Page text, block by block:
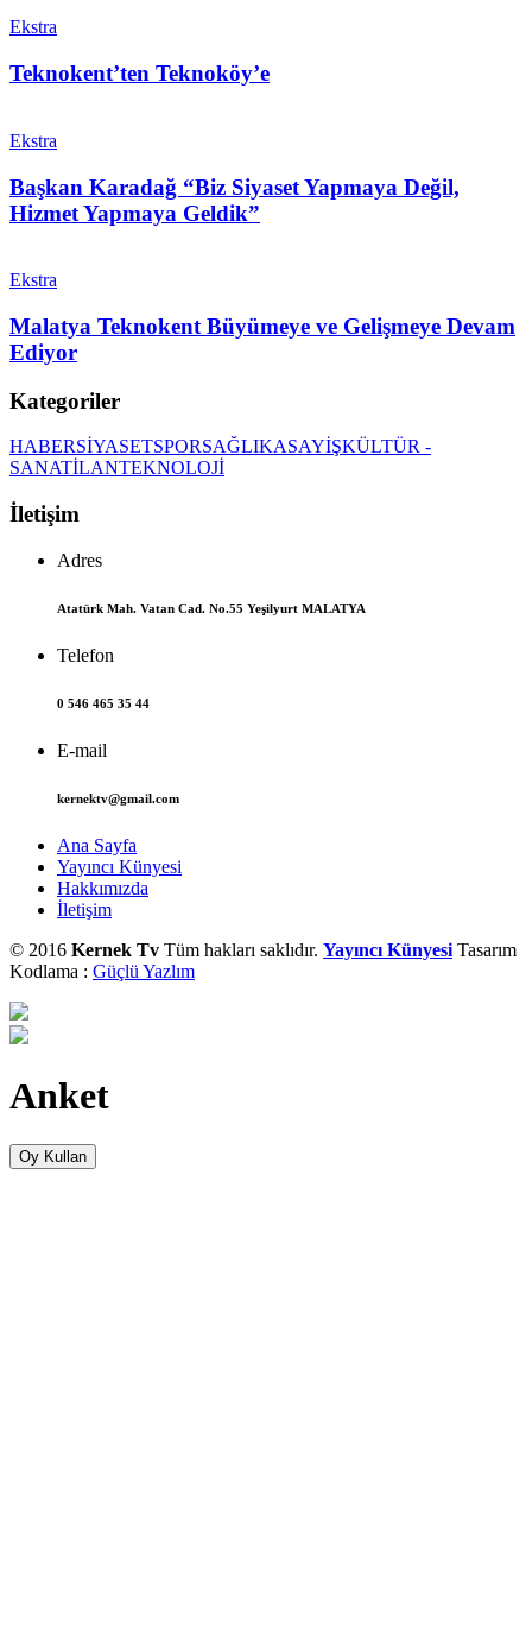
Ekstra
Teknokent’ten Teknoköy’e
Ekstra
Başkan Karadağ “Biz Siyaset Yapmaya Değil,
Hizmet Yapmaya Geldik”
Ekstra
Malatya Teknokent Büyümeye ve Gelişmeye Devam
Ediyor
Kategoriler
HABERSİYASETSPORSAĞLIKASAYİŞKÜLTÜR -
SANATİLANTEKNOLOJİ
İletişim
Adres
Atatürk Mah. Vatan Cad. No.55 Yeşilyurt MALATYA
Telefon
0 546 465 35 44
E-mail
kernektv@gmail.com
Ana Sayfa
Yayıncı Künyesi
Hakkımızda
İletişim
© 2016 Kernek Tv Tüm hakları saklıdır. Yayıncı Künyesi Tasarım
Kodlama : Güçlü Yazlım
Anket